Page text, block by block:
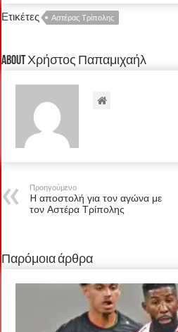
Ετικέτες Αστέρας Τρίπολης
About Χρήστος Παπαμιχαήλ
Προηγούμενο
H αποστολή για τον αγώνα με
τον Αστέρα Τρίπολης
Παρόμοια άρθρα